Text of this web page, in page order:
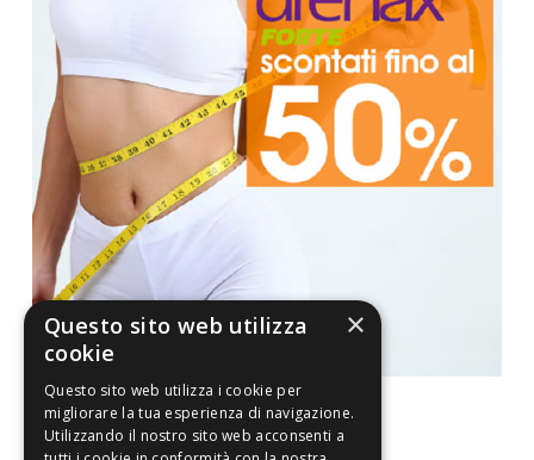
×
Questo sito web utilizza
cookie
Questo sito web utilizza i cookie per
migliorare la tua esperienza di navigazione.
Utilizzando il nostro sito web acconsenti a